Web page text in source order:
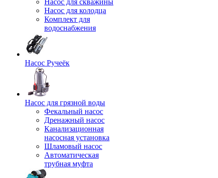
Насос для скважины
Насос для колодца
Комплект для
водоснабжения
Насос Ручеёк
Насос для грязной воды
Фекальный насос
Дренажный насос
Канализационная
насосная установка
Шламовый насос
Автоматическая
трубная муфта